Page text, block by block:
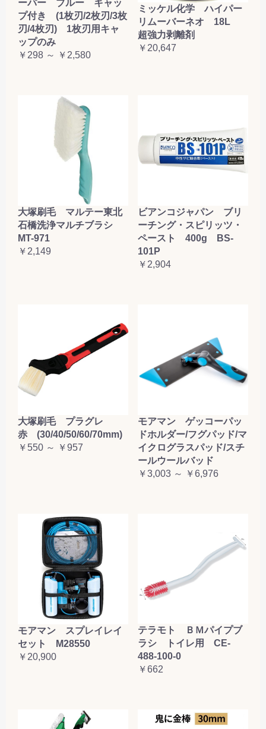
ーパー ブルー キャッ
プ付き (1枚刃/2枚刃/3枚
刃/4枚刃) 1枚刃用キャ
ップのみ
￥298 ～ ￥2,580
ミッケル化学 ハイパー
リムーバーネオ 18L
超強力剥離剤
￥20,647
大塚刷毛 マルテー東北
石橋洗浄マルチブラシ
MT-971
￥2,149
ビアンコジャパン ブリ
ーチング・スピリッツ・
ペースト 400g BS-
101P
￥2,904
大塚刷毛 プラグレ
赤 (30/40/50/60/70mm)
￥550 ～ ￥957
モアマン ゲッコーパッ
ドホルダー/フグパッド/マ
イクログラスパッド/スチ
ールウールバッド
￥3,003 ～ ￥6,976
モアマン スプレイレイ
セット M28550
￥20,900
テラモト ＢＭパイプブ
ラシ トイレ用 CE-
488-100-0
￥662